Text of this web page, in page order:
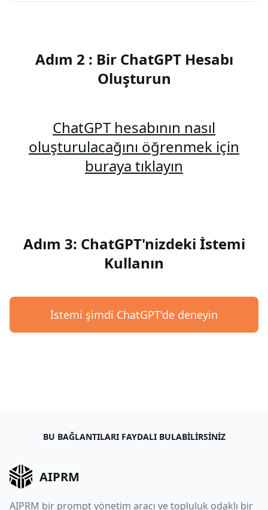
Adım 2 : Bir ChatGPT Hesabı
Oluşturun
ChatGPT hesabının nasıl
oluşturulacağını öğrenmek için
buraya tıklayın
Adım 3: ChatGPT'nizdeki İstemi
Kullanın
İstemi şimdi ChatGPT'de deneyin
BU BAĞLANTILARI FAYDALI BULABILIRSINIZ
AIPRM
AIPRM bir prompt yönetim aracı ve topluluk odaklı bir